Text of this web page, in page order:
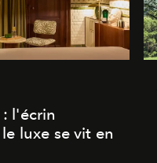
l'écrin
luxe se vit en